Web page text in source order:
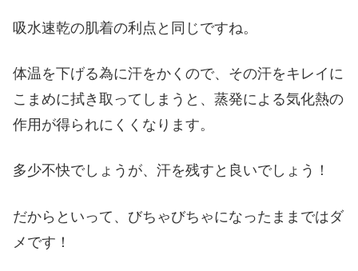
吸水速乾の肌着の利点と同じですね。
体温を下げる為に汗をかくので、その汗をキレイに
こまめに拭き取ってしまうと、蒸発による気化熱の
作用が得られにくくなります。
多少不快でしょうが、汗を残すと良いでしょう！
だからといって、びちゃびちゃになったままではダ
メです！